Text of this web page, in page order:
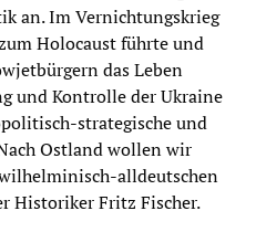
an. Im Vernichtungskrieg
Holocaust führte und
das Leben
und Kontrolle der Ukraine
strategische und
Ostland wollen wir
alldeutschen
Historiker Fritz Fischer.